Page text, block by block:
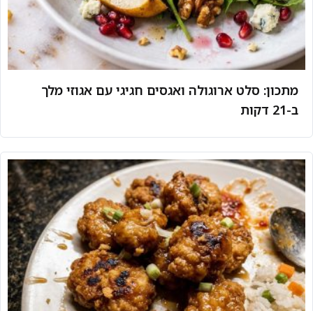
מתכון: סלט ארוגולה ואגסים חגיגי עם אגוזי מלך
ב-21 דקות